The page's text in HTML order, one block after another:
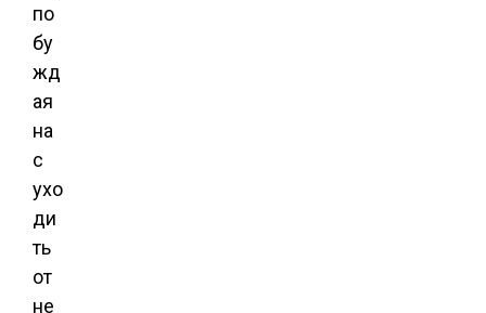
по
бу
жд
ая
на
с
ухо
ди
ть
от
не